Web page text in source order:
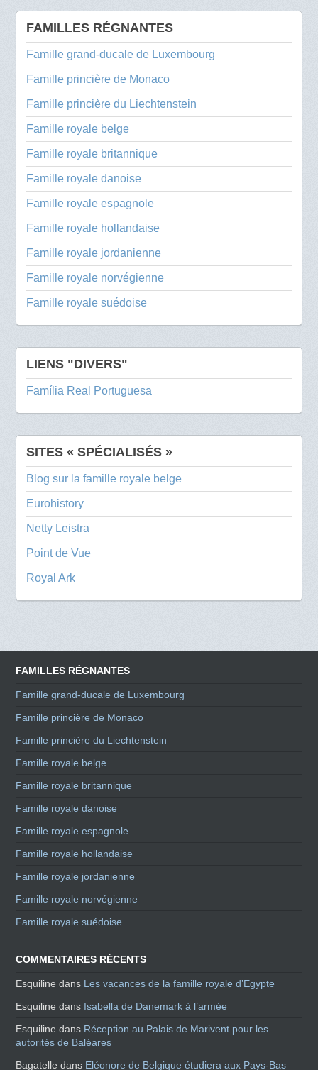
FAMILLES RÉGNANTES
Famille grand-ducale de Luxembourg
Famille princière de Monaco
Famille princière du Liechtenstein
Famille royale belge
Famille royale britannique
Famille royale danoise
Famille royale espagnole
Famille royale hollandaise
Famille royale jordanienne
Famille royale norvégienne
Famille royale suédoise
LIENS "DIVERS"
Família Real Portuguesa
SITES « SPÉCIALISÉS »
Blog sur la famille royale belge
Eurohistory
Netty Leistra
Point de Vue
Royal Ark
FAMILLES RÉGNANTES
Famille grand-ducale de Luxembourg
Famille princière de Monaco
Famille princière du Liechtenstein
Famille royale belge
Famille royale britannique
Famille royale danoise
Famille royale espagnole
Famille royale hollandaise
Famille royale jordanienne
Famille royale norvégienne
Famille royale suédoise
COMMENTAIRES RÉCENTS
Esquiline dans Les vacances de la famille royale d’Egypte
Esquiline dans Isabella de Danemark à l’armée
Esquiline dans Réception au Palais de Marivent pour les
autorités de Baléares
Bagatelle dans Eléonore de Belgique étudiera aux Pays-Bas